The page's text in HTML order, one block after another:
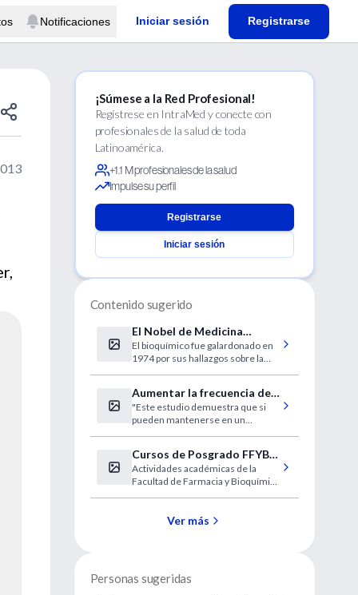
Notificaciones Iniciar sesión Registrarse
¡Súmese a la Red Profesional!
Regístrese en IntraMed y conecte con
profesionales de la salud de toda
Latinoamérica.
+1.1 M profesionales de la salud
Impulse su perfil
Registrarse
Iniciar sesión
Contenido sugerido
El Nobel de Medicina
Christian De Duve elige la
eutanasia para morir
El bioquímico fue galardonado en
1974 por sus hallazgos sobre la
Aumentar la frecuencia de
ejercicio intenso aliviaría la
fibromialgia
"Este estudio demuestra que si
pueden mantenerse en un
Cursos de Posgrado FFYB
(UBA) 2013
Actividades académicas de la
Facultad de Farmacia y Bioquímica
Ver más
Personas sugeridas